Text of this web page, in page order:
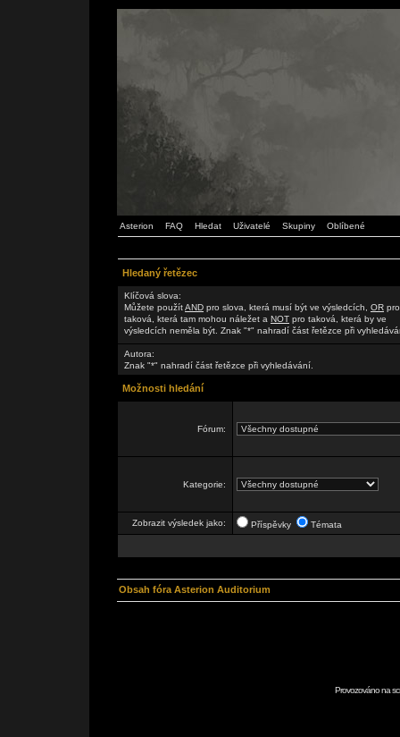
Asterion FAQ Hledat Uživatelé Skupiny Oblíbené
Hledaný řetězec
Klíčová slova:
Můžete použítAND pro slova, která musí být ve výsledcích, OR pro
taková, která tam mohou náležet a NOT pro taková, která by ve
výsledcích neměla být. Znak "*" nahradí část řetězce při
Autora:
Znak "*" nahradí část řetězce při vyhledávání.
Možnosti hledání
Fórum:
Kategorie:
Zobrazit výsledek jako: Příspěvky Témata
Obsah fóra Asterion Auditorium
Provozováno na